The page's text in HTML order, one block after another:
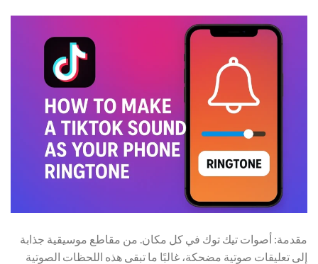
مقدمة: أصوات تيك توك في كل مكان. من مقاطع موسيقية جذابة
إلى تعليقات صوتية مضحكة، غالبًا ما تبقى هذه اللحظات الصوتية